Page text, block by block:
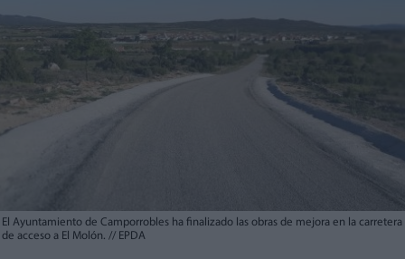
El Ayuntamiento de Camporrobles ha finalizado las obras de mejora en la carretera
de acceso a El Molón. // EPDA